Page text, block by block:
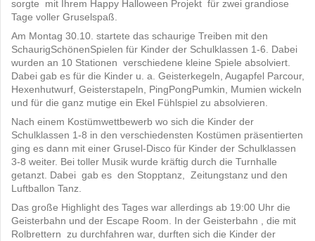
sorgte mit Ihrem Happy Halloween Projekt für zwei grandiose
Tage voller Gruselspaß.
Am Montag 30.10. startete das schaurige Treiben mit den
SchaurigSchönenSpielen für Kinder der Schulklassen 1-6. Dabei
wurden an 10 Stationen verschiedene kleine Spiele absolviert.
Dabei gab es für die Kinder u. a. Geisterkegeln, Augapfel Parcour,
Hexenhutwurf, Geisterstapeln, PingPongPumkin, Mumien wickeln
und für die ganz mutige ein Ekel Fühlspiel zu absolvieren.
Nach einem Kostümwettbewerb wo sich die Kinder der
Schulklassen 1-8 in den verschiedensten Kostümen präsentierten
ging es dann mit einer Grusel-Disco für Kinder der Schulklassen
3-8 weiter. Bei toller Musik wurde kräftig durch die Turnhalle
getanzt. Dabei gab es den Stopptanz, Zeitungstanz und den
Luftballon Tanz.
Das große Highlight des Tages war allerdings ab 19:00 Uhr die
Geisterbahn und der Escape Room. In der Geisterbahn , die mit
Rolbrettern zu durchfahren war, durften sich die Kinder der